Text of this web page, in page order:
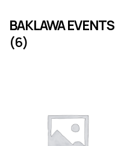
BAKLAWA EVENTS
(6)